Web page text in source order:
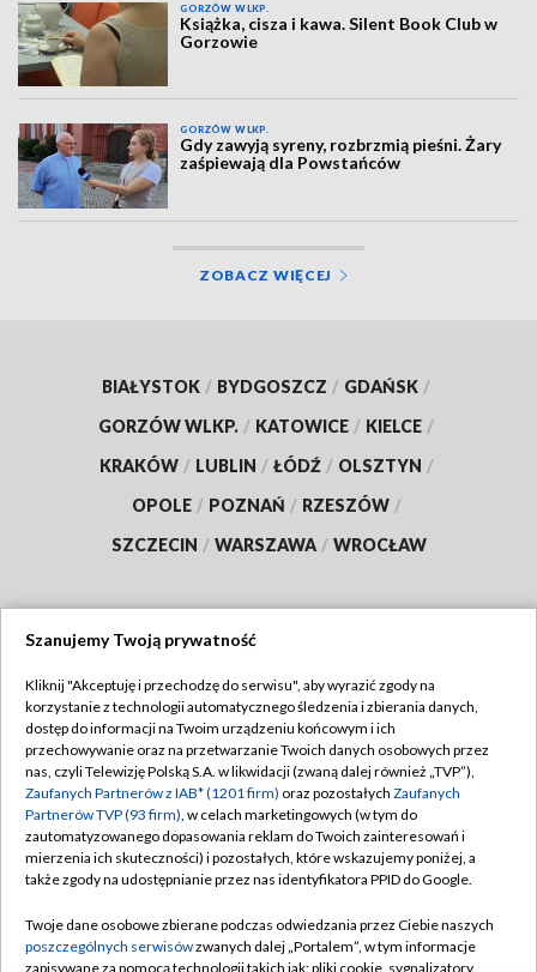
GORZÓW WLKP.
Książka, cisza i kawa. Silent Book Club w
Gorzowie
GORZÓW WLKP.
Gdy zawyją syreny, rozbrzmią pieśni. Żary
zaśpiewają dla Powstańców
ZOBACZ WIĘCEJ
BIAŁYSTOK / BYDGOSZCZ / GDAŃSK /
GORZÓW WLKP. / KATOWICE / KIELCE /
KRAKÓW / LUBLIN / ŁÓDŹ / OLSZTYN /
OPOLE / POZNAŃ / RZESZÓW /
SZCZECIN / WARSZAWA / WROCŁAW
TVP
Abonament TVP
Emisja w TVP
Centrum informacji TVP
Naziemna Telewizja Cyfrowa
Rada Programowa
Regulamin TVP
Polityka prywatności
Moje zgody
Pomoc
Kontakt
Szanujemy Twoją prywatność
Kliknij "Akceptuję i przechodzę do serwisu", aby wyrazić zgody na
korzystanie z technologii automatycznego śledzenia i zbierania danych,
dostęp do informacji na Twoim urządzeniu końcowym i ich
przechowywanie oraz na przetwarzanie Twoich danych osobowych przez
nas, czyli Telewizję Polską S.A. w likwidacji (zwaną dalej również „TVP”),
Zaufanych Partnerów z IAB* (1201 firm) oraz pozostałych Zaufanych
Partnerów TVP (93 firm), w celach marketingowych (w tym do
zautomatyzowanego dopasowania reklam do Twoich zainteresowań i
mierzenia ich skuteczności) i pozostałych, które wskazujemy poniżej, a
także zgody na udostępnianie przez nas identyfikatora PPID do Google.
Twoje dane osobowe zbierane podczas odwiedzania przez Ciebie naszych
poszczególnych serwisówzwanych dalej „Portalem”, w tym informacje
zapisywane za pomocą technologii takich jak: pliki cookie, sygnalizatory